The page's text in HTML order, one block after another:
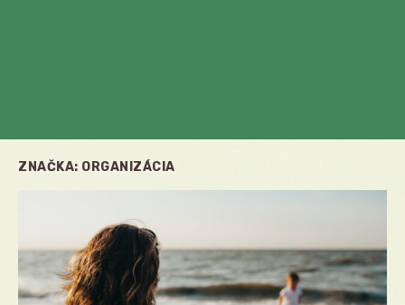
ZNAČKA: ORGANIZÁCIA